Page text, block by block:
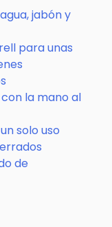
jabón y
para unas
la mano al
solo uso
de